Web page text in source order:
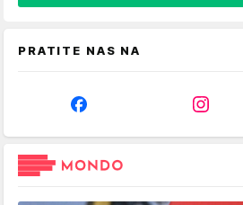
PRATITE NAS NA